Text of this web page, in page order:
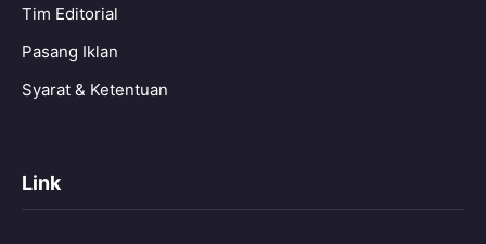
Tim Editorial
Pasang Iklan
Syarat & Ketentuan
Link